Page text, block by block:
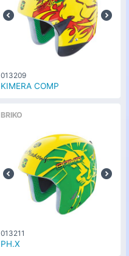
013209
KIMERA COMP
BRIKO
013211
PH.X